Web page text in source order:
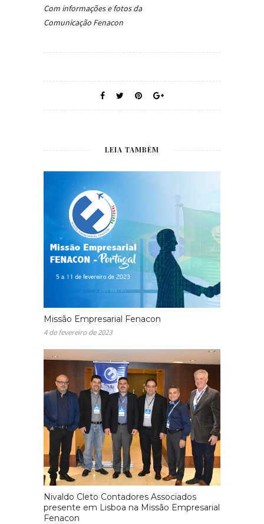
Com informações e fotos da
Comunicação Fenacon
LEIA TAMBÉM
Missão Empresarial Fenacon
4 de fevereiro de 2023
Nivaldo Cleto Contadores Associados
presente em Lisboa na Missão Empresarial
Fenacon